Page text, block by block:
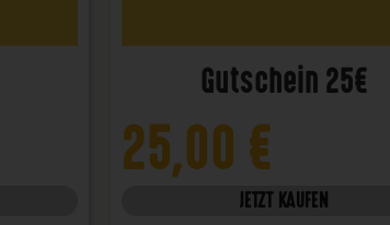
Gutschein 25€
25,00 €
JETZT KAUFEN